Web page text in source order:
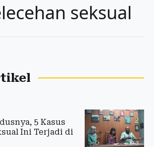
seksual
5 Kasus
Ini Terjadi di